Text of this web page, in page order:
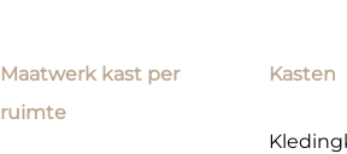
Maatwerk kast per
ruimte
Kasten